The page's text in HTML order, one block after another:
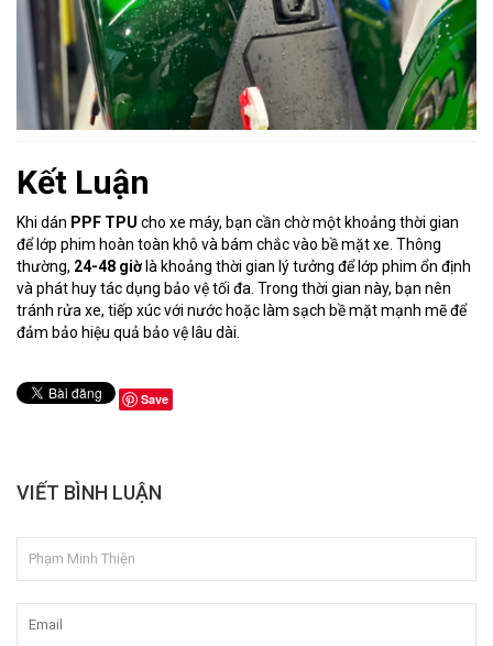
Kết Luận
Khi dán PPF TPU cho xe máy, bạn cần chờ một khoảng thời gian
để lớp phim hoàn toàn khô và bám chắc vào bề mặt xe. Thông
thường, 24-48 giờlà khoảng thời gian lý tưởng để lớp phim ổn định
và phát huy tác dụng bảo vệ tối đa. Trong thời gian này, bạn nên
tránh rửa xe, tiếp xúc với nước hoặc làm sạch bề mặt mạnh mẽ để
đảm bảo hiệu quả bảo vệ lâu dài.
Save
VIẾT BÌNH LUẬN